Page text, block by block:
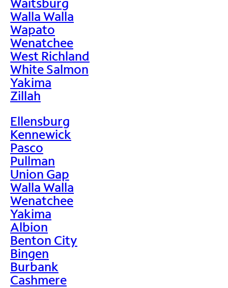
Walla Walla
Wapato
Wenatchee
West Richland
White Salmon
Yakima
Zillah
Ellensburg
Kennewick
Pasco
Pullman
Union Gap
Walla Walla
Wenatchee
Yakima
Albion
Benton City
Bingen
Burbank
Cashmere